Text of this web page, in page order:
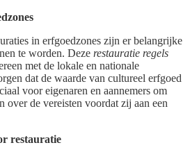
in erfgoedzones zijn er belangrijke
te worden. Deze restauratie regels
met de lokale en nationale
dat de waarde van cultureel erfgoed
voor eigenaren en aannemers om
over de vereisten voordat zij aan een
restauratie